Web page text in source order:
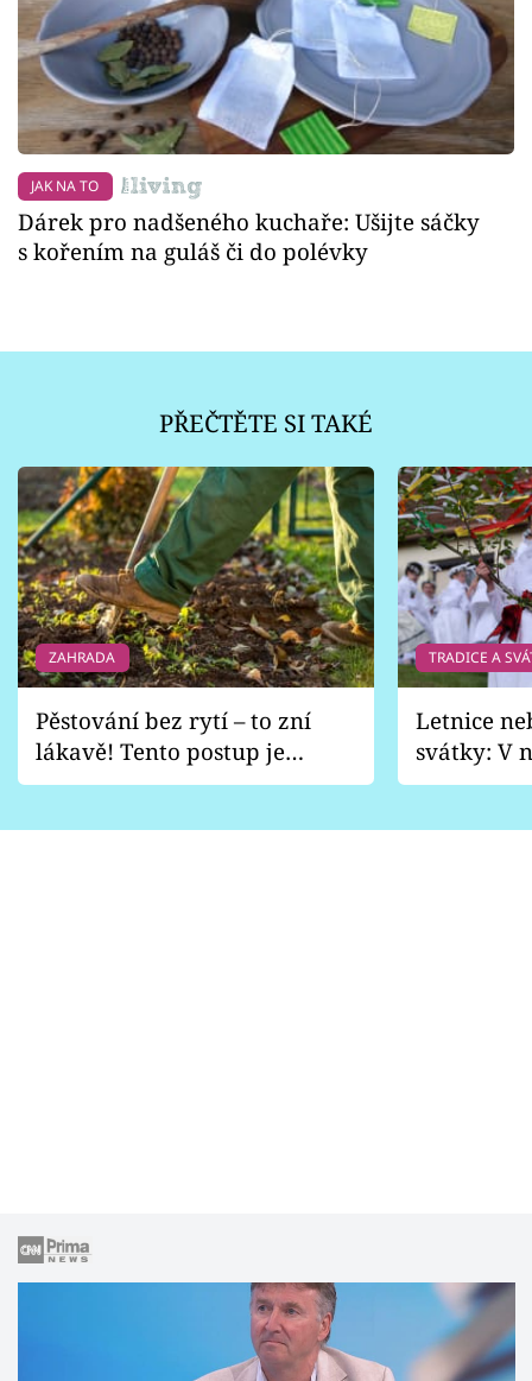
JAK NA TO
Dárek pro nadšeného kuchaře: Ušijte sáčky
s kořením na guláš či do polévky
PŘEČTĚTE SI TAKÉ
ZAHRADA
Pěstování bez rytí – to zní
lákavě! Tento postup je
vhodný jen pro některé
TRADICE A
Letnice
svátky: V
pondělí